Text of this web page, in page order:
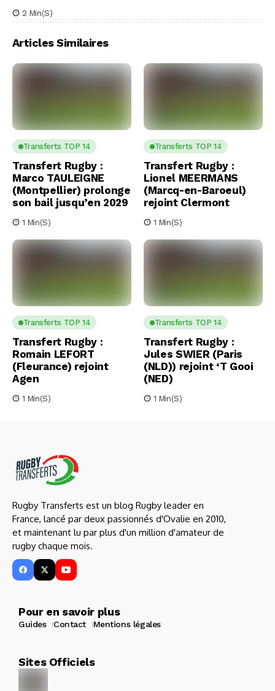
2 Min(s)
Articles Similaires
Transferts TOP 14
Transfert Rugby :
Marco TAULEIGNE
(Montpellier) prolonge
son bail jusqu’en 2029
1 Min(s)
Transferts TOP 14
Transfert Rugby :
Lionel MEERMANS
(Marcq-en-Baroeul)
rejoint Clermont
1 Min(s)
Transferts TOP 14
Transfert Rugby :
Romain LEFORT
(Fleurance) rejoint
Agen
1 Min(s)
Transferts TOP 14
Transfert Rugby :
Jules SWIER (Paris
(NLD)) rejoint ‘T Gooi
(NED)
1 Min(s)
Rugby Transferts est un blog Rugby leader en
France, lancé par deux passionnés d'Ovalie en 2010,
et maintenant lu par plus d'un million d'amateur de
rugby chaque mois.
Pour en savoir plus
Guides Contact Mentions légales
Sites Officiels